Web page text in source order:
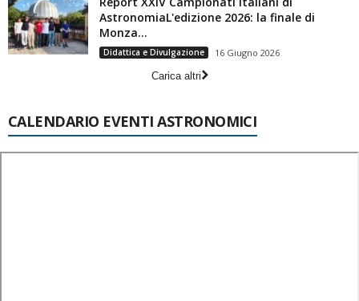
AstronomiaL'edizione 2026: la finale di
Monza...
Didattica e Divulgazione
16 Giugno 2026
Carica altri
CALENDARIO EVENTI ASTRONOMICI